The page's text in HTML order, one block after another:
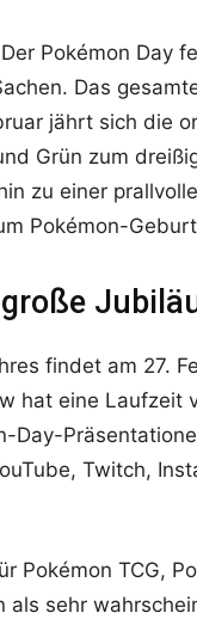
Pokémon Day
Das
jährt sich die
Grün zum
zu einer
Pokémon-
findet am 27.
hat eine Laufzeit
Day-
Twitch,
Pokémon TCG,
als sehr